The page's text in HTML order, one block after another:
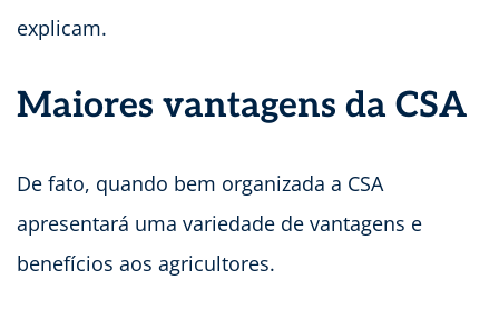
explicam.
Maiores vantagens da CSA
De fato, quando bem organizada a CSA
apresentará uma variedade de vantagens e
benefícios aos agricultores.